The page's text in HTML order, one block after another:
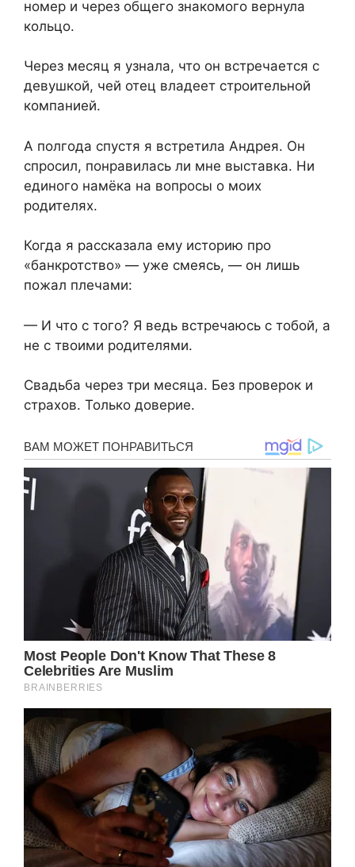
номер и через общего знакомого вернула
кольцо.
Через месяц я узнала, что он встречается с
девушкой, чей отец владеет строительной
компанией.
А полгода спустя я встретила Андрея. Он
спросил, понравилась ли мне выставка. Ни
единого намёка на вопросы о моих
родителях.
Когда я рассказала ему историю про
«банкротство» — уже смеясь, — он лишь
пожал плечами:
— И что с того? Я ведь встречаюсь с тобой, а
не с твоими родителями.
Свадьба через три месяца. Без проверок и
страхов. Только доверие.